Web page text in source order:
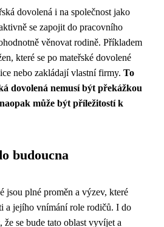
dovolená i na společnost jako
se zapojit do pracovního
věnovat rodině. Příkladem
které se po mateřské dovolené
nebo zakládají vlastní firmy. To
dovolená nemusí být překážkou
může být příležitostí k
budoucna
jsou plné proměn a výzev, které
a jejího vnímání role rodičů. I do
že se bude tato oblast vyvíjet a